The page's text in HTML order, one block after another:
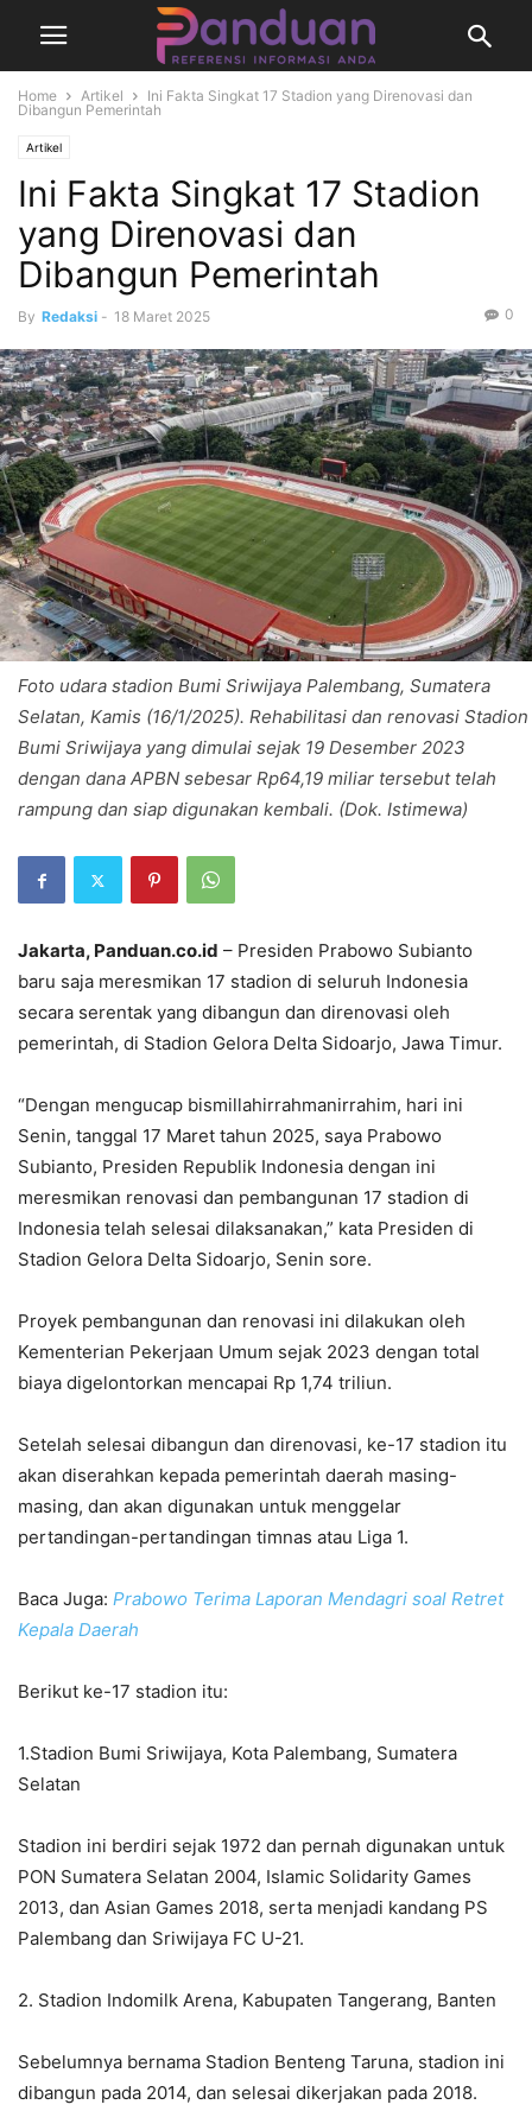
Home Artikel
Ini Fakta Singkat 17 Stadion yang Direnovasi dan
Dibangun Pemerintah
Artikel
Ini Fakta Singkat 17 Stadion
yang Direnovasi dan
Dibangun Pemerintah
By Redaksi - 18 Maret 2025 0
Foto udara stadion Bumi Sriwijaya Palembang, Sumatera
Selatan, Kamis (16/1/2025). Rehabilitasi dan renovasi Stadion
Bumi Sriwijaya yang dimulai sejak 19 Desember 2023
dengan dana APBN sebesar Rp64,19 miliar tersebut telah
rampung dan siap digunakan kembali. (Dok. Istimewa)
Jakarta, Panduan.co.id – Presiden Prabowo Subianto
baru saja meresmikan 17 stadion di seluruh Indonesia
secara serentak yang dibangun dan direnovasi oleh
pemerintah, di Stadion Gelora Delta Sidoarjo, Jawa Timur.
“Dengan mengucap bismillahirrahmanirrahim, hari ini
Senin, tanggal 17 Maret tahun 2025, saya Prabowo
Subianto, Presiden Republik Indonesia dengan ini
meresmikan renovasi dan pembangunan 17 stadion di
Indonesia telah selesai dilaksanakan,” kata Presiden di
Stadion Gelora Delta Sidoarjo, Senin sore.
Proyek pembangunan dan renovasi ini dilakukan oleh
Kementerian Pekerjaan Umum sejak 2023 dengan total
biaya digelontorkan mencapai Rp 1,74 triliun.
Setelah selesai dibangun dan direnovasi, ke-17 stadion itu
akan diserahkan kepada pemerintah daerah masing-
masing, dan akan digunakan untuk menggelar
pertandingan-pertandingan timnas atau Liga 1.
Baca Juga: Prabowo Terima Laporan Mendagri soal Retret
Kepala Daerah
Berikut ke-17 stadion itu:
1.Stadion Bumi Sriwijaya, Kota Palembang, Sumatera
Selatan
Stadion ini berdiri sejak 1972 dan pernah digunakan untuk
PON Sumatera Selatan 2004, Islamic Solidarity Games
2013, dan Asian Games 2018, serta menjadi kandang PS
Palembang dan Sriwijaya FC U-21.
2. Stadion Indomilk Arena, Kabupaten Tangerang, Banten
Sebelumnya bernama Stadion Benteng Taruna, stadion ini
dibangun pada 2014, dan selesai dikerjakan pada 2018.